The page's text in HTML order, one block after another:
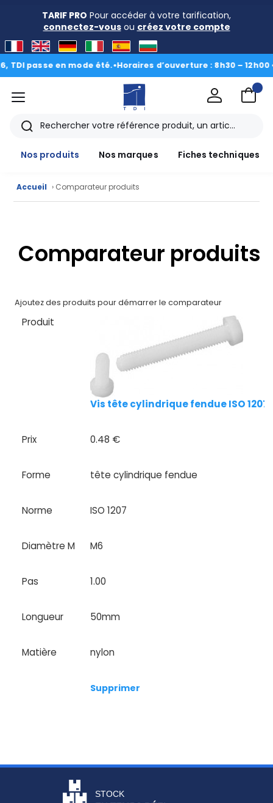
TARIF PRO Pour accéder à votre tarification,
connectez-vousou créez votre compte
passe en mode été.•Horaires d’ouverture : 8h30 – 12h00 •
CAD/3D
marques
techniques
Catalogue
Documentations
Mon
Mon
menu
Rechercher
Nos produits
Nos marques Fiches techniques
Accueil › Comparateur produits
Comparateur produits
Ajoutez des produits pour démarrer le comparateur
Produit
Vis tête cylindrique fendue ISO 1207
Prix 0.48 €
Forme tête cylindrique fendue
Norme ISO 1207
Diamètre M M6
Pas 1.00
Longueur 50mm
Matière nylon
Supprimer
STOCK